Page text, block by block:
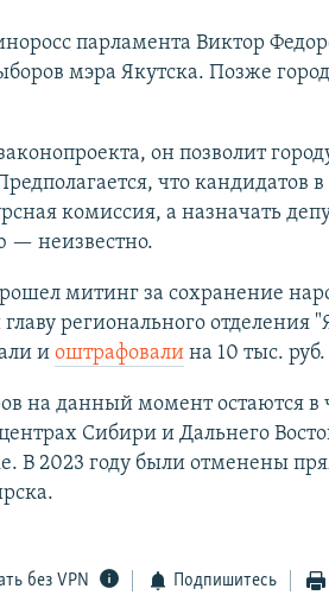
парламента Виктор
мэра Якутска. Позже
он позволит
что кандидатов
комиссия, а назначать
— неизвестно.
митинг за сохранение
регионального отделения
и оштрафовалина 10 тыс. руб.
на данный момент остаются в
Сибири и Дальнего
В 2023 году были отменены
без VPN Подпишитесь